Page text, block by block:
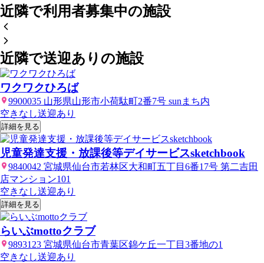
近隣で利用者募集中の施設
近隣で送迎ありの施設
ワクワクひろば
9900035 山形県山形市小荷駄町2番7号 sunまち内
空きなし送迎あり
詳細を見る
児童発達支援・放課後等デイサービスsketchbook
9840042 宮城県仙台市若林区大和町五丁目6番17号 第二吉田
店マンション101
空きなし送迎あり
詳細を見る
らいぶmottoクラブ
9893123 宮城県仙台市青葉区錦ケ丘一丁目3番地の1
空きなし送迎あり